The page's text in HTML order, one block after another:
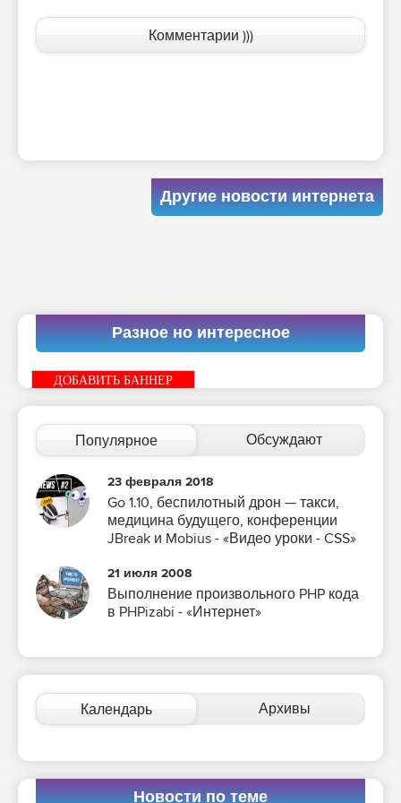
Комментарии )))
Другие новости интернета
Разное но интересное
ДОБАВИТЬ БАННЕР
Популярное Обсуждают
23 февраля 2018
Go 1.10, беспилотный дрон — такси,
медицина будущего, конференции
JBreak и Mobius - «Видео уроки - CSS»
21 июля 2008
Выполнение произвольного PHP кода
в PHPizabi - «Интернет»
Календарь Архивы
Новости по теме